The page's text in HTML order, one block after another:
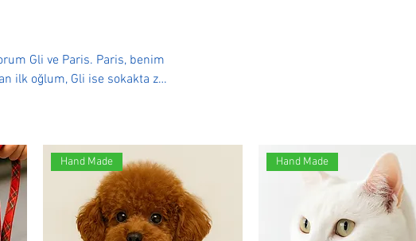
Paris, benim
ilk oğlum, Gli ise sokakta zor
Hand Made Hand Made